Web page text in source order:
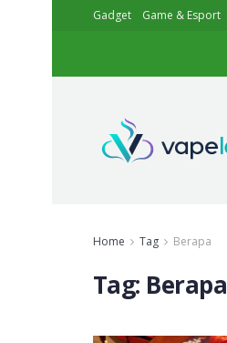
Gadget Game & Esport
Home Tag Berapa
Tag: Berapa